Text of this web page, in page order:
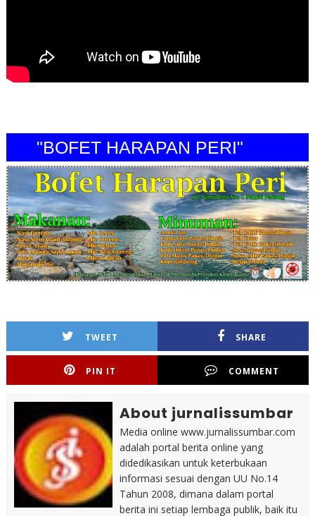
"BOFET HARAPAN PERI"
TWEET SHARE
PIN IT COMMENT
About jurnalissumbar
Media online www.jurnalissumbar.com
adalah portal berita online yang
didedikasikan untuk keterbukaan
informasi sesuai dengan UU No.14
Tahun 2008, dimana dalam portal
berita ini setiap lembaga publik, baik itu